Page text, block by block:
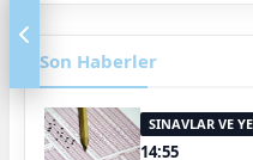
Son Haberler
SINAVLAR VE
14:55